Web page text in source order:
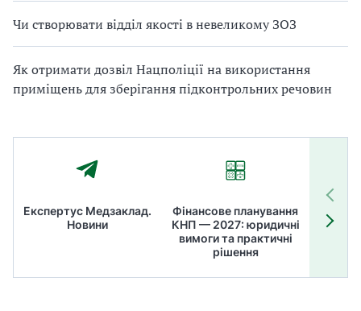
Чи створювати відділ якості в невеликому ЗОЗ
Як отримати дозвіл Нацполіції на використання
приміщень для зберігання підконтрольних речовин
Експертус Медзаклад.
Новини
Фінансове планування
КНП — 2027: юридичні
вимоги та практичні
рішення